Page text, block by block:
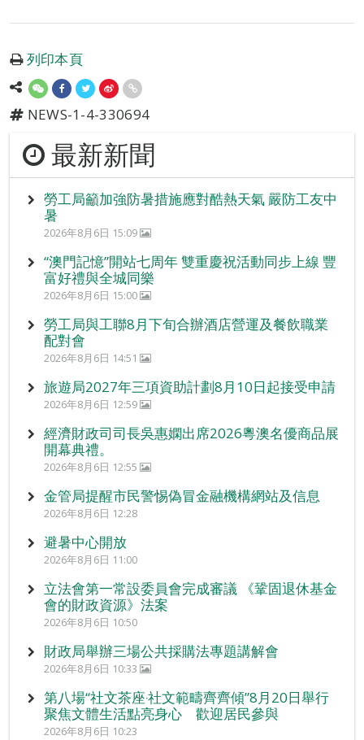
列印本頁
NEWS-1-4-330694
最新新聞
勞工局籲加強防暑措施應對酷熱天氣 嚴防工友中
暑
2026年8月6日 15:09
“澳門記憶”開站七周年 雙重慶祝活動同步上線 豐
富好禮與全城同樂
2026年8月6日 15:00
勞工局與工聯8月下旬合辦酒店營運及餐飲職業
配對會
2026年8月6日 14:51
旅遊局2027年三項資助計劃8月10日起接受申請
2026年8月6日 12:59
經濟財政司司長吳惠嫻出席2026粵澳名優商品展
開幕典禮。
2026年8月6日 12:55
金管局提醒市民警惕偽冒金融機構網站及信息
2026年8月6日 12:28
避暑中心開放
2026年8月6日 11:00
立法會第一常設委員會完成審議 《鞏固退休基金
會的財政資源》法案
2026年8月6日 10:50
財政局舉辦三場公共採購法專題講解會
2026年8月6日 10:33
第八場“社文茶座‧社文範疇齊齊傾”8月20日舉行
聚焦文體生活點亮身心 歡迎居民參與
2026年8月6日 10:23